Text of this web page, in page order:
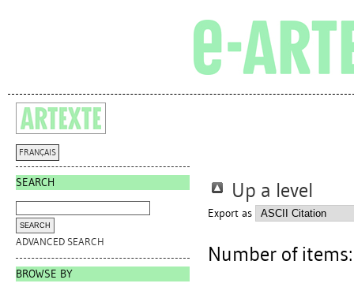
FRANÇAIS
SEARCH
ADVANCED SEARCH
BROWSE BY
Up a level
Export as
Number of